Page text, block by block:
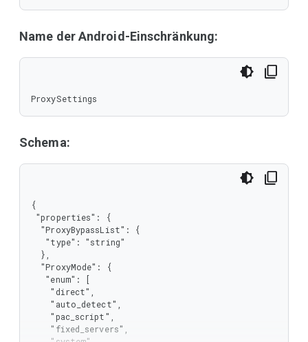
Name der Android-Einschränkung:
ProxySettings
Schema:
{